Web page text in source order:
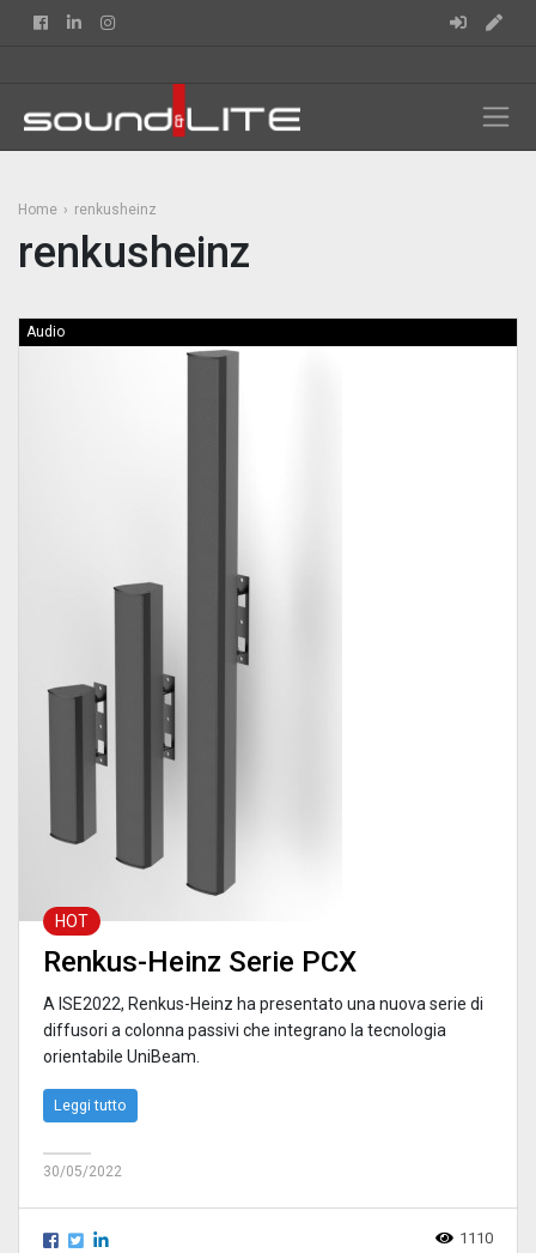
FacebookLinkedin
Home renkusheinz
renkusheinz
Audio
HOT
Renkus-Heinz Serie PCX
A ISE2022, Renkus-Heinz ha presentato una nuova serie di
diffusori a colonna passivi che integrano la tecnologia
orientabile UniBeam.
Leggi tutto
30/05/2022
1110